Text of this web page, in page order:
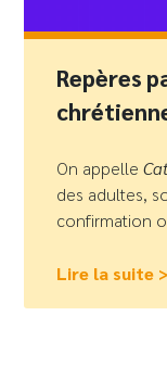
Repères
On appelle
des adultes,
confirmation
Lire la suite >